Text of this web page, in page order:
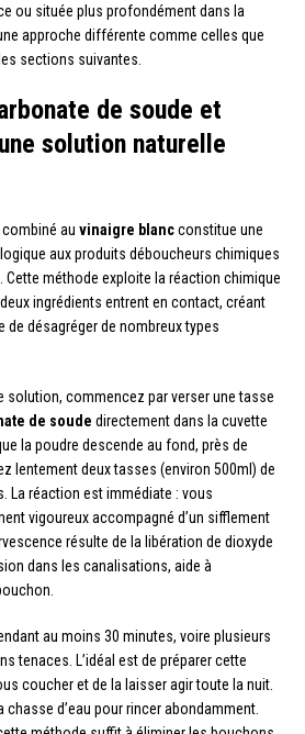
ou située plus profondément dans la
approche différente comme celles que
sections suivantes.
de soude et
solution naturelle
combiné au vinaigre blancconstitue une
aux produits déboucheurs chimiques
Cette méthode exploite la réaction chimique
ingrédients entrent en contact, créant
désagréger de nombreux types
solution, commencez par verser une tasse
de soude directement dans la cuvette
la poudre descende au fond, près de
lentement deux tasses (environ 500ml) de
La réaction est immédiate : vous
vigoureux accompagné d’un sifflement
résulte de la libération de dioxyde
dans les canalisations, aide à
au moins 30 minutes, voire plusieurs
tenaces. L’idéal est de préparer cette
coucher et de la laisser agir toute la nuit.
chasse d’eau pour rincer abondamment.